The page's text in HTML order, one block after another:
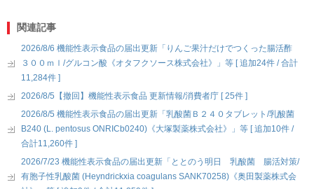
関連記事
2026/8/6 機能性表示食品の届出更新「りんご果汁だけでつくった腸活酢
３００ｍｌ/グルコン酸《オタフクソース株式会社》」等 [ 追加24件 / 合計
11,284件 ]
2026/8/5【撤回】機能性表示食品 更新情報/消費者庁 [ 25件 ]
2026/8/5 機能性表示食品の届出更新「乳酸菌Ｂ２４０タブレット/乳酸菌
B240 (L. pentosus ONRICb0240)《大塚製薬株式会社》」等 [ 追加10件 /
合計11,260件 ]
2026/7/23 機能性表示食品の届出更新「ととのう明日 乳酸菌 腸活対策/
有胞子性乳酸菌 (Heyndrickxia coagulans SANK70258)《奥田製薬株式会